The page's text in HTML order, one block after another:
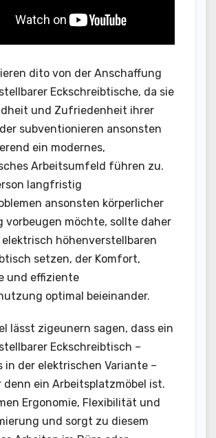
dito von der Anschaffung
Eckschreibtische, da sie
und Zufriedenheit ihrer
subventionieren ansonsten
ein modernes,
Arbeitsumfeld führen zu.
langfristig
ansonsten körperlicher
vorbeugen möchte, sollte daher
höhenverstellbaren
setzen, der Komfort,
und effiziente
optimal beieinander.
lässt zigeunern sagen, dass ein
Eckschreibtisch –
in der elektrischen Variante –
denn ein Arbeitsplatzmöbel ist.
Ergonomie, Flexibilität und
und sorgt zu diesem